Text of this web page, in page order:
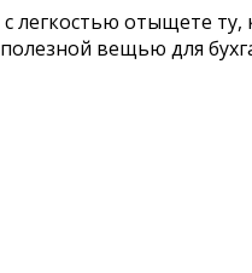
отыщете ту,
вещью для